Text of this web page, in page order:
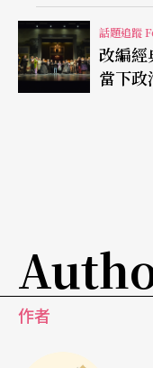
帳！
在《交響情人夢》
演員上野樹里，
影賞新人賞等殊
努力學習次中音
樣，此部電影的瘋
話題追蹤
改編經典
當下政
作者